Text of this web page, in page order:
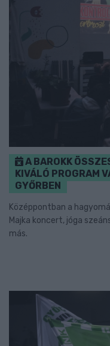
A BAROKK
KIVÁLÓ PROGRAM
GYŐRBEN
Középpontban a
Majka koncert, jóga
más.